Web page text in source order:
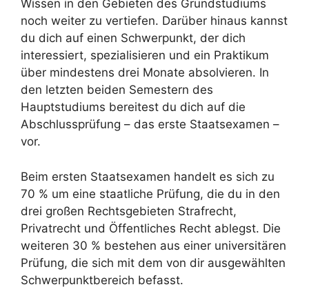
Wissen in den Gebieten des Grundstudiums
noch weiter zu vertiefen. Darüber hinaus kannst
du dich auf einen Schwerpunkt, der dich
interessiert, spezialisieren und ein Praktikum
über mindestens drei Monate absolvieren. In
den letzten beiden Semestern des
Hauptstudiums bereitest du dich auf die
Abschlussprüfung – das erste Staatsexamen –
vor.
Beim ersten Staatsexamen handelt es sich zu
70 % um eine staatliche Prüfung, die du in den
drei großen Rechtsgebieten Strafrecht,
Privatrecht und Öffentliches Recht ablegst. Die
weiteren 30 % bestehen aus einer universitären
Prüfung, die sich mit dem von dir ausgewählten
Schwerpunktbereich befasst.